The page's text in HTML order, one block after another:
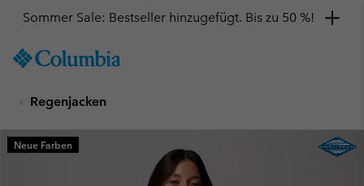
TO
SKIP
MAIN
NAV
Sommer Sale: Bestseller hinzugefügt. Bis zu 50 %!
Regenjacken
Neue Farben